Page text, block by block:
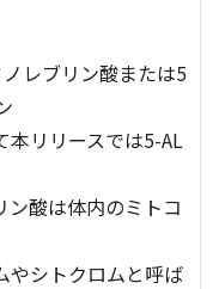
レブリン酸または5
リースでは5-AL
は体内のミトコ
トクロムと呼ば